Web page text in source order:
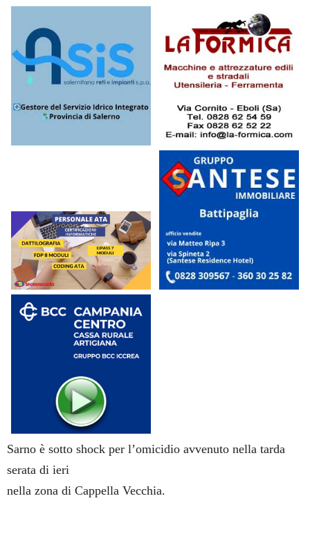
Sarno è sotto shock per l’omicidio avvenuto nella tarda
serata di ieri
nella zona di Cappella Vecchia.